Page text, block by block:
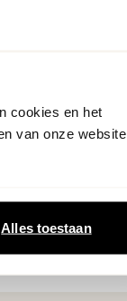
cookies en het
van onze
Alles toestaan